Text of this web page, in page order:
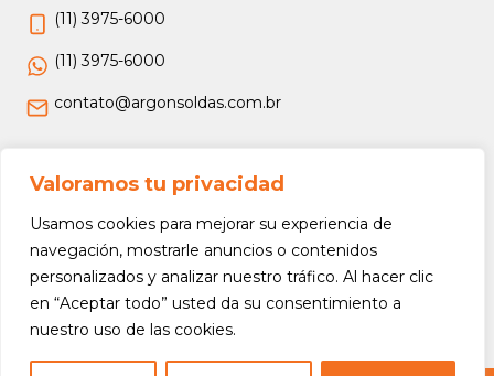
Valoramos tu privacidad
Usamos cookies para mejorar su experiencia de
navegación, mostrarle anuncios o contenidos
personalizados y analizar nuestro tráfico. Al hacer clic
en “Aceptar todo” usted da su consentimiento a
nuestro uso de las cookies.
(11) 3975-6000
(11) 3975-6000
contato@argonsoldas.com.br
Jurídico
Termos e Condições
Política de Privacidade
Política de Devolução e Reembolso